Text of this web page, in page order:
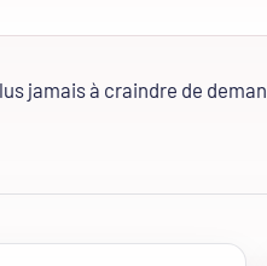
jamais à craindre de